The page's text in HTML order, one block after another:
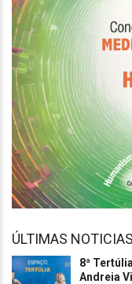
ÚLTIMAS NOTICIAS
8ª
Andreia